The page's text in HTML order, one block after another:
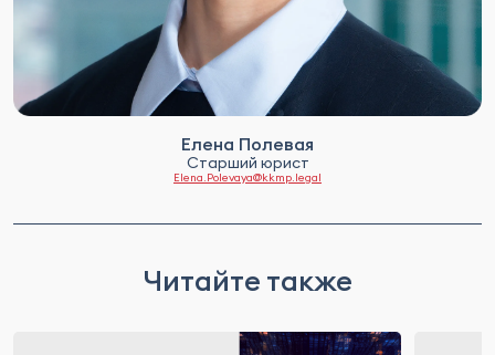
Елена Полевая
Старший юрист
Elena.Polevaya@kkmp.legal
Читайте также